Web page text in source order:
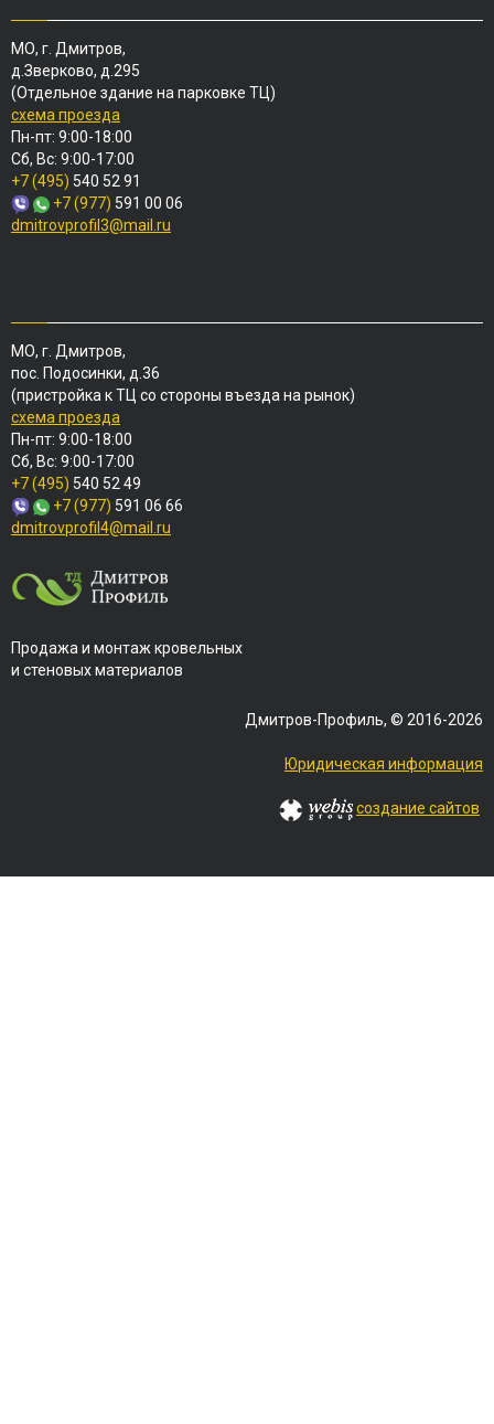
МО, г. Дмитров,
д.Зверково, д.295
(Отдельное здание на парковке ТЦ)
схема проезда
Пн-пт: 9:00-18:00
Сб, Вс: 9:00-17:00
+7 (495) 540 52 91
+7 (977) 591 00 06
dmitrovprofil3@mail.ru
МО, г. Дмитров,
пос. Подосинки, д.36
(пристройка к ТЦ со стороны въезда на рынок)
схема проезда
Пн-пт: 9:00-18:00
Сб, Вс: 9:00-17:00
+7 (495) 540 52 49
+7 (977) 591 06 66
dmitrovprofil4@mail.ru
Продажа и монтаж кровельных
и стеновых материалов
Дмитров-Профиль, © 2016-2026
Юридическая информация
создание сайтов